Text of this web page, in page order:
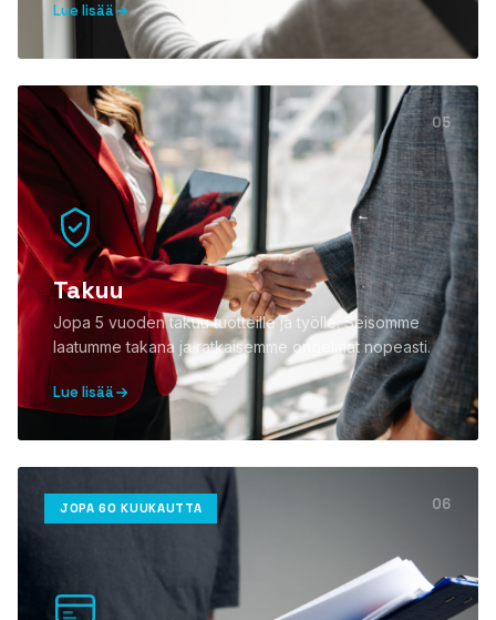
Lue lisää
05
Takuu
Jopa 5 vuoden takuu tuotteille ja työlle. Seisomme
laatumme takana ja ratkaisemme ongelmat nopeasti.
Lue lisää
JOPA 60 KUUKAUTTA 06